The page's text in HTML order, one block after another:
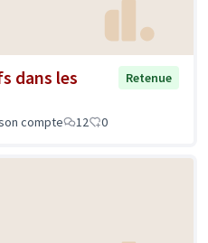
dans les
Retenue
compte 12 0